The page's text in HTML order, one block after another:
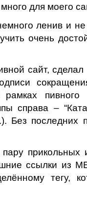
для моего
ленив и
очень
сайт, сделал
пивного
справа –
Без последних
прикольных
ссылки из
тегу,